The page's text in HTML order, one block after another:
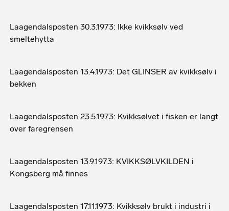
Laagendalsposten 30.3.1973: Ikke kvikksølv ved
smeltehytta
Laagendalsposten 13.4.1973: Det GLINSER av kvikksølv i
bekken
Laagendalsposten 23.5.1973: Kvikksølvet i fisken er langt
over faregrensen
Laagendalsposten 13.9.1973: KVIKKSØLVKILDEN i
Kongsberg må finnes
Laagendalsposten 17.11.1973: Kvikksølv brukt i industri i